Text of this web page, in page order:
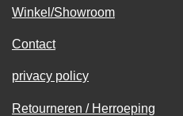
Winkel/Showroom
Contact
privacy policy
Retourneren / Herroeping